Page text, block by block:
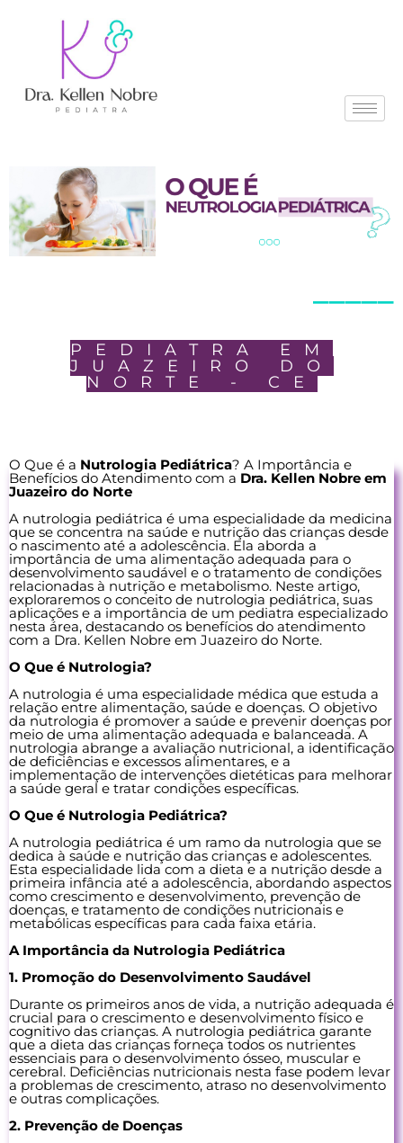
PEDIATRA EM
JUAZEIRO DO
NORTE - CE
O Que é a Nutrologia Pediátrica? A Importância e
Benefícios do Atendimento com a Dra. Kellen Nobre em
Juazeiro do Norte
A nutrologia pediátrica é uma especialidade da medicina
que se concentra na saúde e nutrição das crianças desde
o nascimento até a adolescência. Ela aborda a
importância de uma alimentação adequada para o
desenvolvimento saudável e o tratamento de condições
relacionadas à nutrição e metabolismo. Neste artigo,
exploraremos o conceito de nutrologia pediátrica, suas
aplicações e a importância de um pediatra especializado
nesta área, destacando os benefícios do atendimento
com a Dra. Kellen Nobre em Juazeiro do Norte.
O Que é Nutrologia?
A nutrologia é uma especialidade médica que estuda a
relação entre alimentação, saúde e doenças. O objetivo
da nutrologia é promover a saúde e prevenir doenças por
meio de uma alimentação adequada e balanceada. A
nutrologia abrange a avaliação nutricional, a identificação
de deficiências e excessos alimentares, e a
implementação de intervenções dietéticas para melhorar
a saúde geral e tratar condições específicas.
O Que é Nutrologia Pediátrica?
A nutrologia pediátrica é um ramo da nutrologia que se
dedica à saúde e nutrição das crianças e adolescentes.
Esta especialidade lida com a dieta e a nutrição desde a
primeira infância até a adolescência, abordando aspectos
como crescimento e desenvolvimento, prevenção de
doenças, e tratamento de condições nutricionais e
metabólicas específicas para cada faixa etária.
A Importância da Nutrologia Pediátrica
1. Promoção do Desenvolvimento Saudável
Durante os primeiros anos de vida, a nutrição adequada é
crucial para o crescimento e desenvolvimento físico e
cognitivo das crianças. A nutrologia pediátrica garante
que a dieta das crianças forneça todos os nutrientes
essenciais para o desenvolvimento ósseo, muscular e
cerebral. Deficiências nutricionais nesta fase podem levar
a problemas de crescimento, atraso no desenvolvimento
e outras complicações.
2. Prevenção de Doenças